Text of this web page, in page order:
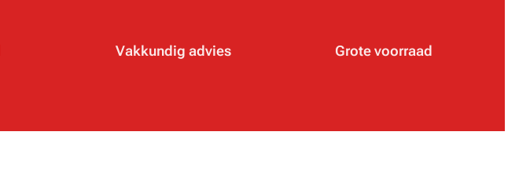
✔Vakkundig advies Grote voorraad